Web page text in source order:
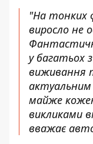
"На тонких
виросло не
у багатьох
виживання
актуальним
майже
викликами
вважає